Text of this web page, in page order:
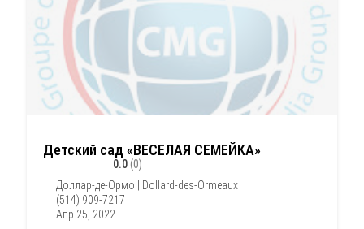
Детский сад «ВЕСЕЛАЯ СЕМЕЙКА»
0.0 (0)
Доллар-де-Ормо | Dollard-des-Ormeaux
(514) 909-7217
Апр 25, 2022